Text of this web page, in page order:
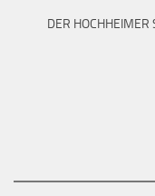
DER HOCHHEIMER